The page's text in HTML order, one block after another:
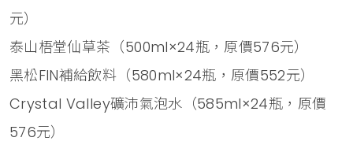
元）
泰山梧堂仙草茶（500ml×24瓶，原價576元）
黑松FIN補給飲料（580ml×24瓶，原價552元）
Crystal Valley礦沛氣泡水（585ml×24瓶，原價
576元）